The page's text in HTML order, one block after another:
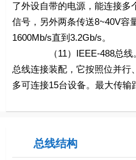
了外设自带的电源，能连接多
信号，另外两条传送8~40V容
1600Mb/s直到3.2Gb/s。
（11）IEEE-488总线。
总线连接装配，它按照位并行
多可连接15台设备。最大传
总线结构